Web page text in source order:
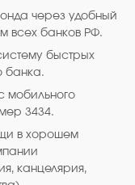
через удобный
всех банков РФ.
быстрых
банка.
мобильного
3434.
в хорошем
канцелярия,